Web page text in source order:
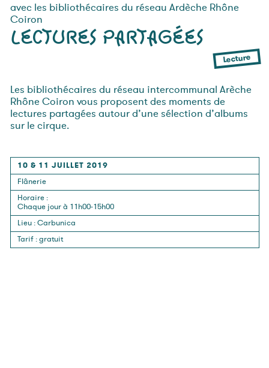
avec les bibliothécaires du réseau Ardèche Rhône
Coiron
LECTURES PARTAGÉES
Lecture
Les bibliothécaires du réseau intercommunal Arèche
Rhône Coiron vous proposent des moments de
lectures partagées autour d’une sélection d’albums
sur le cirque.
10 & 11 JUILLET 2019
Flânerie
Horaire:
Chaque jour à 11h00-15h00
Lieu:Carbunica
Tarif:gratuit